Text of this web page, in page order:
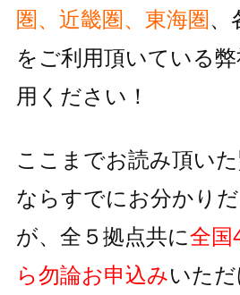
圏、近畿圏、東海圏、
をご利用頂いている
用ください！
ここまでお読み頂い
ならすでにお分かり
が、全５拠点共に全国
ら勿論お申込みいただ